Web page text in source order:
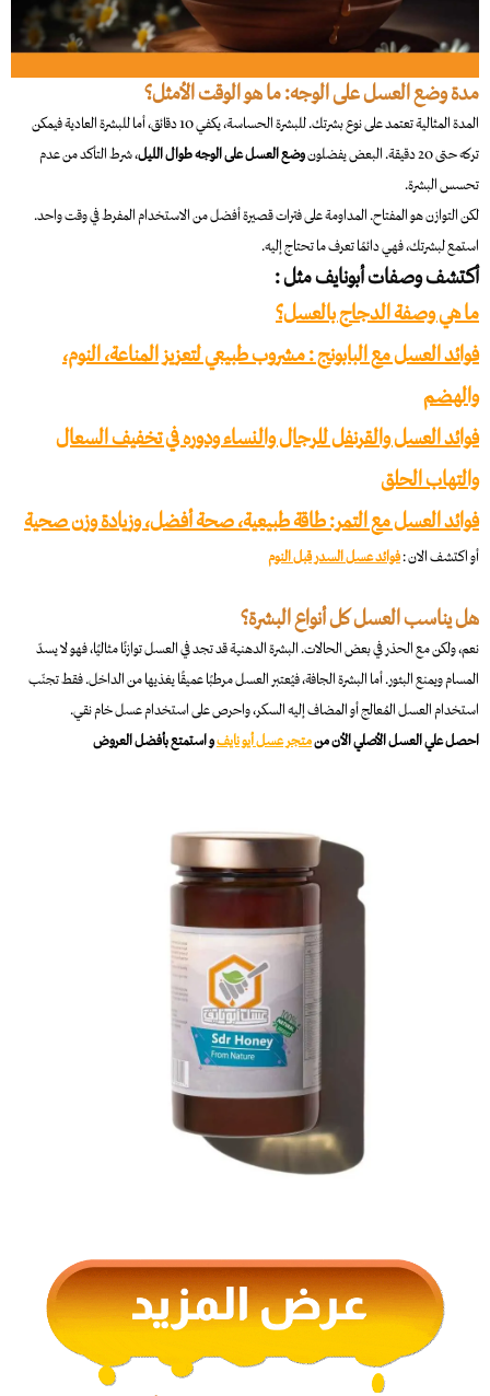
مدة وضع العسل على الوجه: ما هو الوقت الأمثل؟
المدة المثالية تعتمد على نوع بشرتك. للبشرة الحساسة، يكفي 10 دقائق، أما للبشرة العادية فيمكن
تركه حتى 20 دقيقة. البعض يفضلون
وضع العسل على الوجه طوال الليل، شرط التأكد من عدم
تحسس البشرة.
لكن التوازن هو المفتاح. المداومة على فترات قصيرة أفضل من الاستخدام المفرط في وقت واحد.
استمع لبشرتك، فهي دائمًا تعرف ما تحتاج إليه.
أكتشف وصفات أبونايف مثل :
ما هي وصفة الدجاج بالعسل؟
فوائد العسل مع البابونج : مشروب طبيعي لتعزيز المناعة، النوم،
والهضم
فوائد العسل والقرنفل للرجال والنساء ودوره في تخفيف السعال
والتهاب الحلق
فوائد العسل مع التمر​: طاقة طبيعية، صحة أفضل، وزيادة وزن صحية
أو اكتشف الان :فوائد عسل السدر قبل النوم
هل يناسب العسل كل أنواع البشرة؟
نعم، ولكن مع الحذر في بعض الحالات. البشرة الدهنية قد تجد في العسل توازنًا مثاليًا، فهو لا يسدّ
المسام ويمنع البثور. أما البشرة الجافة، فيُعتبر العسل مرطبًا عميقًا يغذيها من الداخل. فقط تجنّب
استخدام العسل المُعالج أو المضاف إليه السكر، واحرص على استخدام عسل خام نقي.
احصل علي العسل الأصلي الأن منمتجر عسل أيو نايفو استمتع بأفضل العروض